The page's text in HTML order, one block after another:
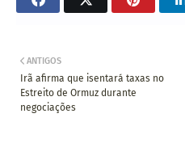
ANTIGOS
Irã afirma que isentará taxas no
Estreito de Ormuz durante
negociações